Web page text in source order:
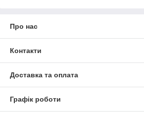
Про нас
Контакти
Доставка та оплата
Графік роботи